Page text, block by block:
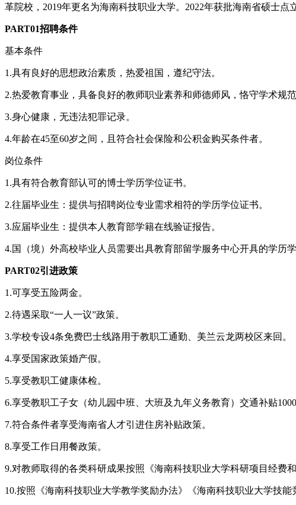
革院校，2019年更名为海南科技职业大学。2022年获批海南省硕士点
PART01招聘条件
基本条件
1.具有良好的思想政治素质，热爱祖国，遵纪守法。
2.热爱教育事业，具备良好的教师职业素养和师德师风，恪守学术规范
3.身心健康，无违法犯罪记录。
4.年龄在45至60岁之间，且符合社会保险和公积金购买条件者。
岗位条件
1.具有符合教育部认可的博士学历学位证书。
2.往届毕业生：提供与招聘岗位专业需求相符的学历学位证书。
3.应届毕业生：提供本人教育部学籍在线验证报告。
4.国（境）外高校毕业人员需要出具教育部留学服务中心开具的学历学
PART02引进政策
1.可享受五险两金。
2.待遇采取“一人一议”政策。
3.学校专设4条免费巴士线路用于教职工通勤、美兰云龙两校区来回。
4.享受国家政策婚产假。
5.享受教职工健康体检。
6.享受教职工子女（幼儿园中班、大班及九年义务教育）交通补贴
7.符合条件者享受海南省人才引进住房补贴政策。
8.享受工作日用餐政策。
9.对教师取得的各类科研成果按照《海南科技职业大学科研项目经费
10.按照《海南科技职业大学教学奖励办法》《海南科技职业大学技